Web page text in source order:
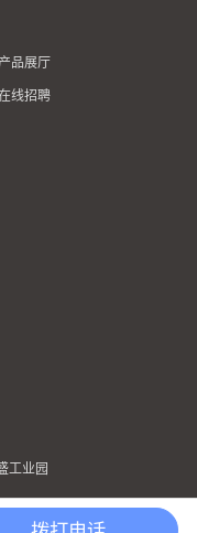
产品展厅
线招聘
工业园